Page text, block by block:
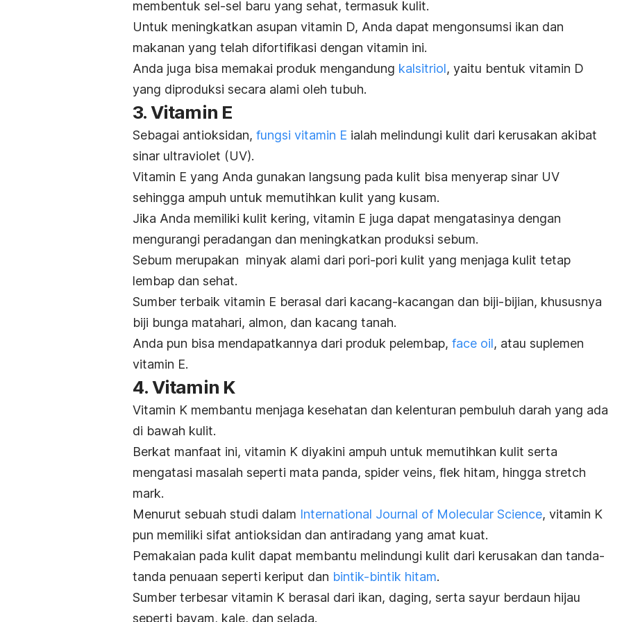
membentuk sel-sel baru yang sehat, termasuk kulit.
Untuk meningkatkan asupan vitamin D, Anda dapat mengonsumsi ikan dan
makanan yang telah difortifikasi dengan vitamin ini.
Anda juga bisa memakai produk mengandung kalsitriol, yaitu bentuk vitamin D
yang diproduksi secara alami oleh tubuh.
3. Vitamin E
Sebagai antioksidan, fungsi vitamin E ialah melindungi kulit dari kerusakan akibat
sinar ultraviolet (UV).
Vitamin E yang Anda gunakan langsung pada kulit bisa menyerap sinar UV
sehingga ampuh untuk memutihkan kulit yang kusam.
Jika Anda memiliki kulit kering, vitamin E juga dapat mengatasinya dengan
mengurangi peradangan dan meningkatkan produksi sebum.
Sebum merupakan minyak alami dari pori-pori kulit yang menjaga kulit tetap
lembap dan sehat.
Sumber terbaik vitamin E berasal dari kacang-kacangan dan biji-bijian, khususnya
biji bunga matahari, almon, dan kacang tanah.
Anda pun bisa mendapatkannya dari produk pelembap, face oil, atau suplemen
vitamin E.
4. Vitamin K
Vitamin K membantu menjaga kesehatan dan kelenturan pembuluh darah yang ada
di bawah kulit.
Berkat manfaat ini, vitamin K diyakini ampuh untuk memutihkan kulit serta
mengatasi masalah seperti mata panda, spider veins, flek hitam, hingga stretch
mark.
Menurut sebuah studi dalam International Journal of Molecular Science, vitamin K
pun memiliki sifat antioksidan dan antiradang yang amat kuat.
Pemakaian pada kulit dapat membantu melindungi kulit dari kerusakan dan tanda-
tanda penuaan seperti keriput dan bintik-bintik hitam.
Sumber terbesar vitamin K berasal dari ikan, daging, serta sayur berdaun hijau
seperti bayam, kale, dan selada.